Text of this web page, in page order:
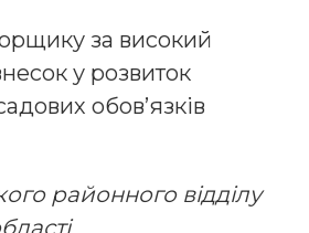
за високий
у розвиток
обов’язків
районного відділу